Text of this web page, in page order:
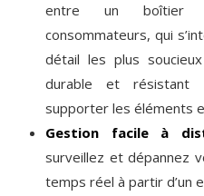
entre un boîtier
consommateurs, qui
détail les plus
durable et résistant
supporter les éléments
Gestion facile à
surveillez et dépannez
temps réel à partir d’un